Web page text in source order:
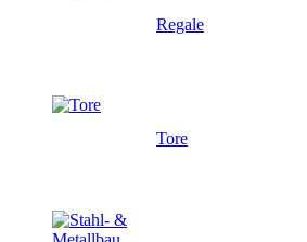
Regale
Tore